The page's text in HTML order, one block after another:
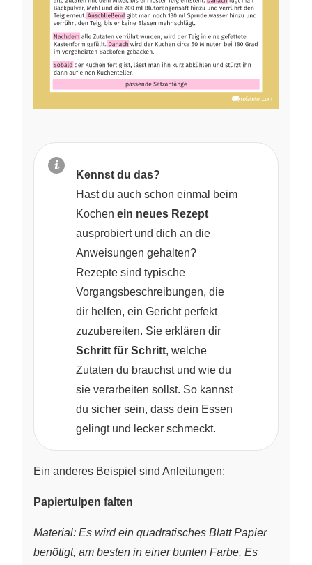
Kennst du das?
Hast du auch schon einmal beim
Kochen ein neues Rezept
ausprobiert und dich an die
Anweisungen gehalten?
Rezepte sind typische
Vorgangsbeschreibungen, die
dir helfen, ein Gericht perfekt
zuzubereiten. Sie erklären dir
Schritt für Schritt, welche
Zutaten du brauchst und wie du
sie verarbeiten sollst. So kannst
du sicher sein, dass dein Essen
gelingt und lecker schmeckt.
Ein anderes Beispiel sind Anleitungen:
Papiertulpen falten
Material: Es wird ein quadratisches Blatt Papier
benötigt, am besten in einer bunten Farbe. Es